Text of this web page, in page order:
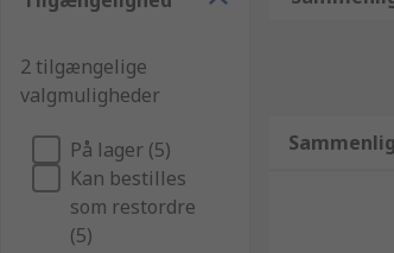
effektivt. Hvis du har brug for
produkter i store partier eller en
brug for at bestille en SIDAC'er eller
mere om vores fleksible priser. Alle
ved at dine produkter kommer fra en
2 tilgængelige
valgmuligheder
På lager (5)
Kan bestilles
som restordre
(5)